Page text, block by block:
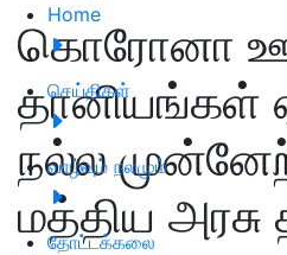
Home
செய்திகள்
வாழ்வும் நலமும்
தோட்டக்கலை
கொரோனா
தானியங்கள்
நல்ல
மத்திய